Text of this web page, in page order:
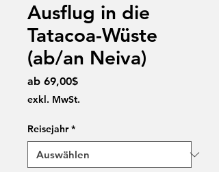
Ausflug in die
Tatacoa-Wüste
(ab/an Neiva)
ab 69,00$Sale-
exkl. MwSt.
Reisejahr *